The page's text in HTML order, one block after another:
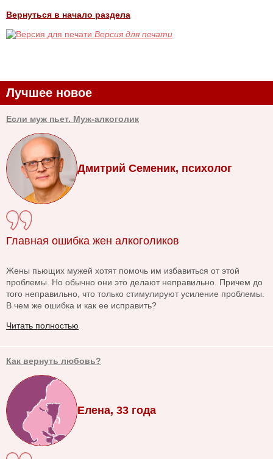
Вернуться в начало раздела
Версия для печати
Лучшее новое
Если муж пьет. Муж-алкоголик
Дмитрий Семеник, психолог
Главная ошибка жен алкоголиков
Жены пьющих мужей хотят помочь им избавиться от этой
проблемы. Но обычно они это делают неправильно. Причем до
того неправильно, что только стимулируют усиление проблемы.
В чем же ошибка и как ее исправить?
Читать полностью
Как вернуть любовь?
Елена, 33 года